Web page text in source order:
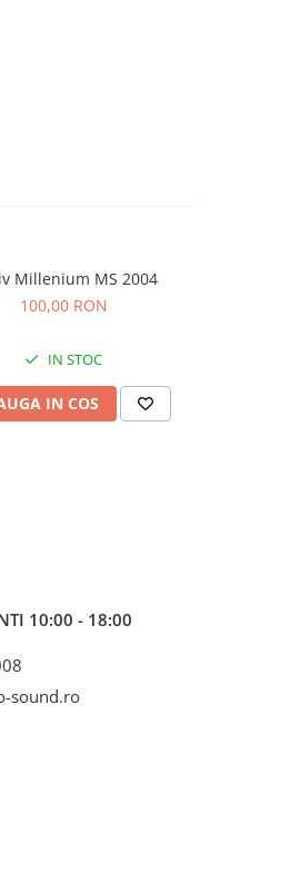
Millenium MS 2004
100,00 RON
IN STOC
IN COS
10:00 - 18:00
sound.ro